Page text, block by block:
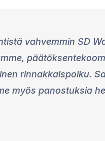
vahvemmin SD
rinnakkaispolku.
myös panostuksia